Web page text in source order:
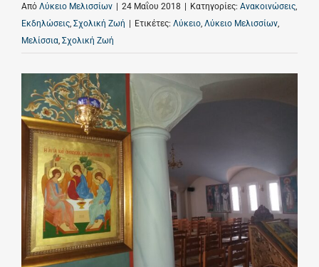
Από Λύκειο Μελισσίων 24 Μαΐου 2018 Κατηγορίες: Ανακοινώσεις,
Εκδηλώσεις, Σχολική Ζωή Ετικέτες: Λύκειο, Λύκειο Μελισσίων,
Μελίσσια, Σχολική Ζωή